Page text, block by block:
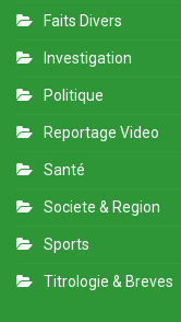
Faits Divers
Investigation
Politique
Reportage Video
Santé
Societe & Region
Sports
Titrologie & Breves